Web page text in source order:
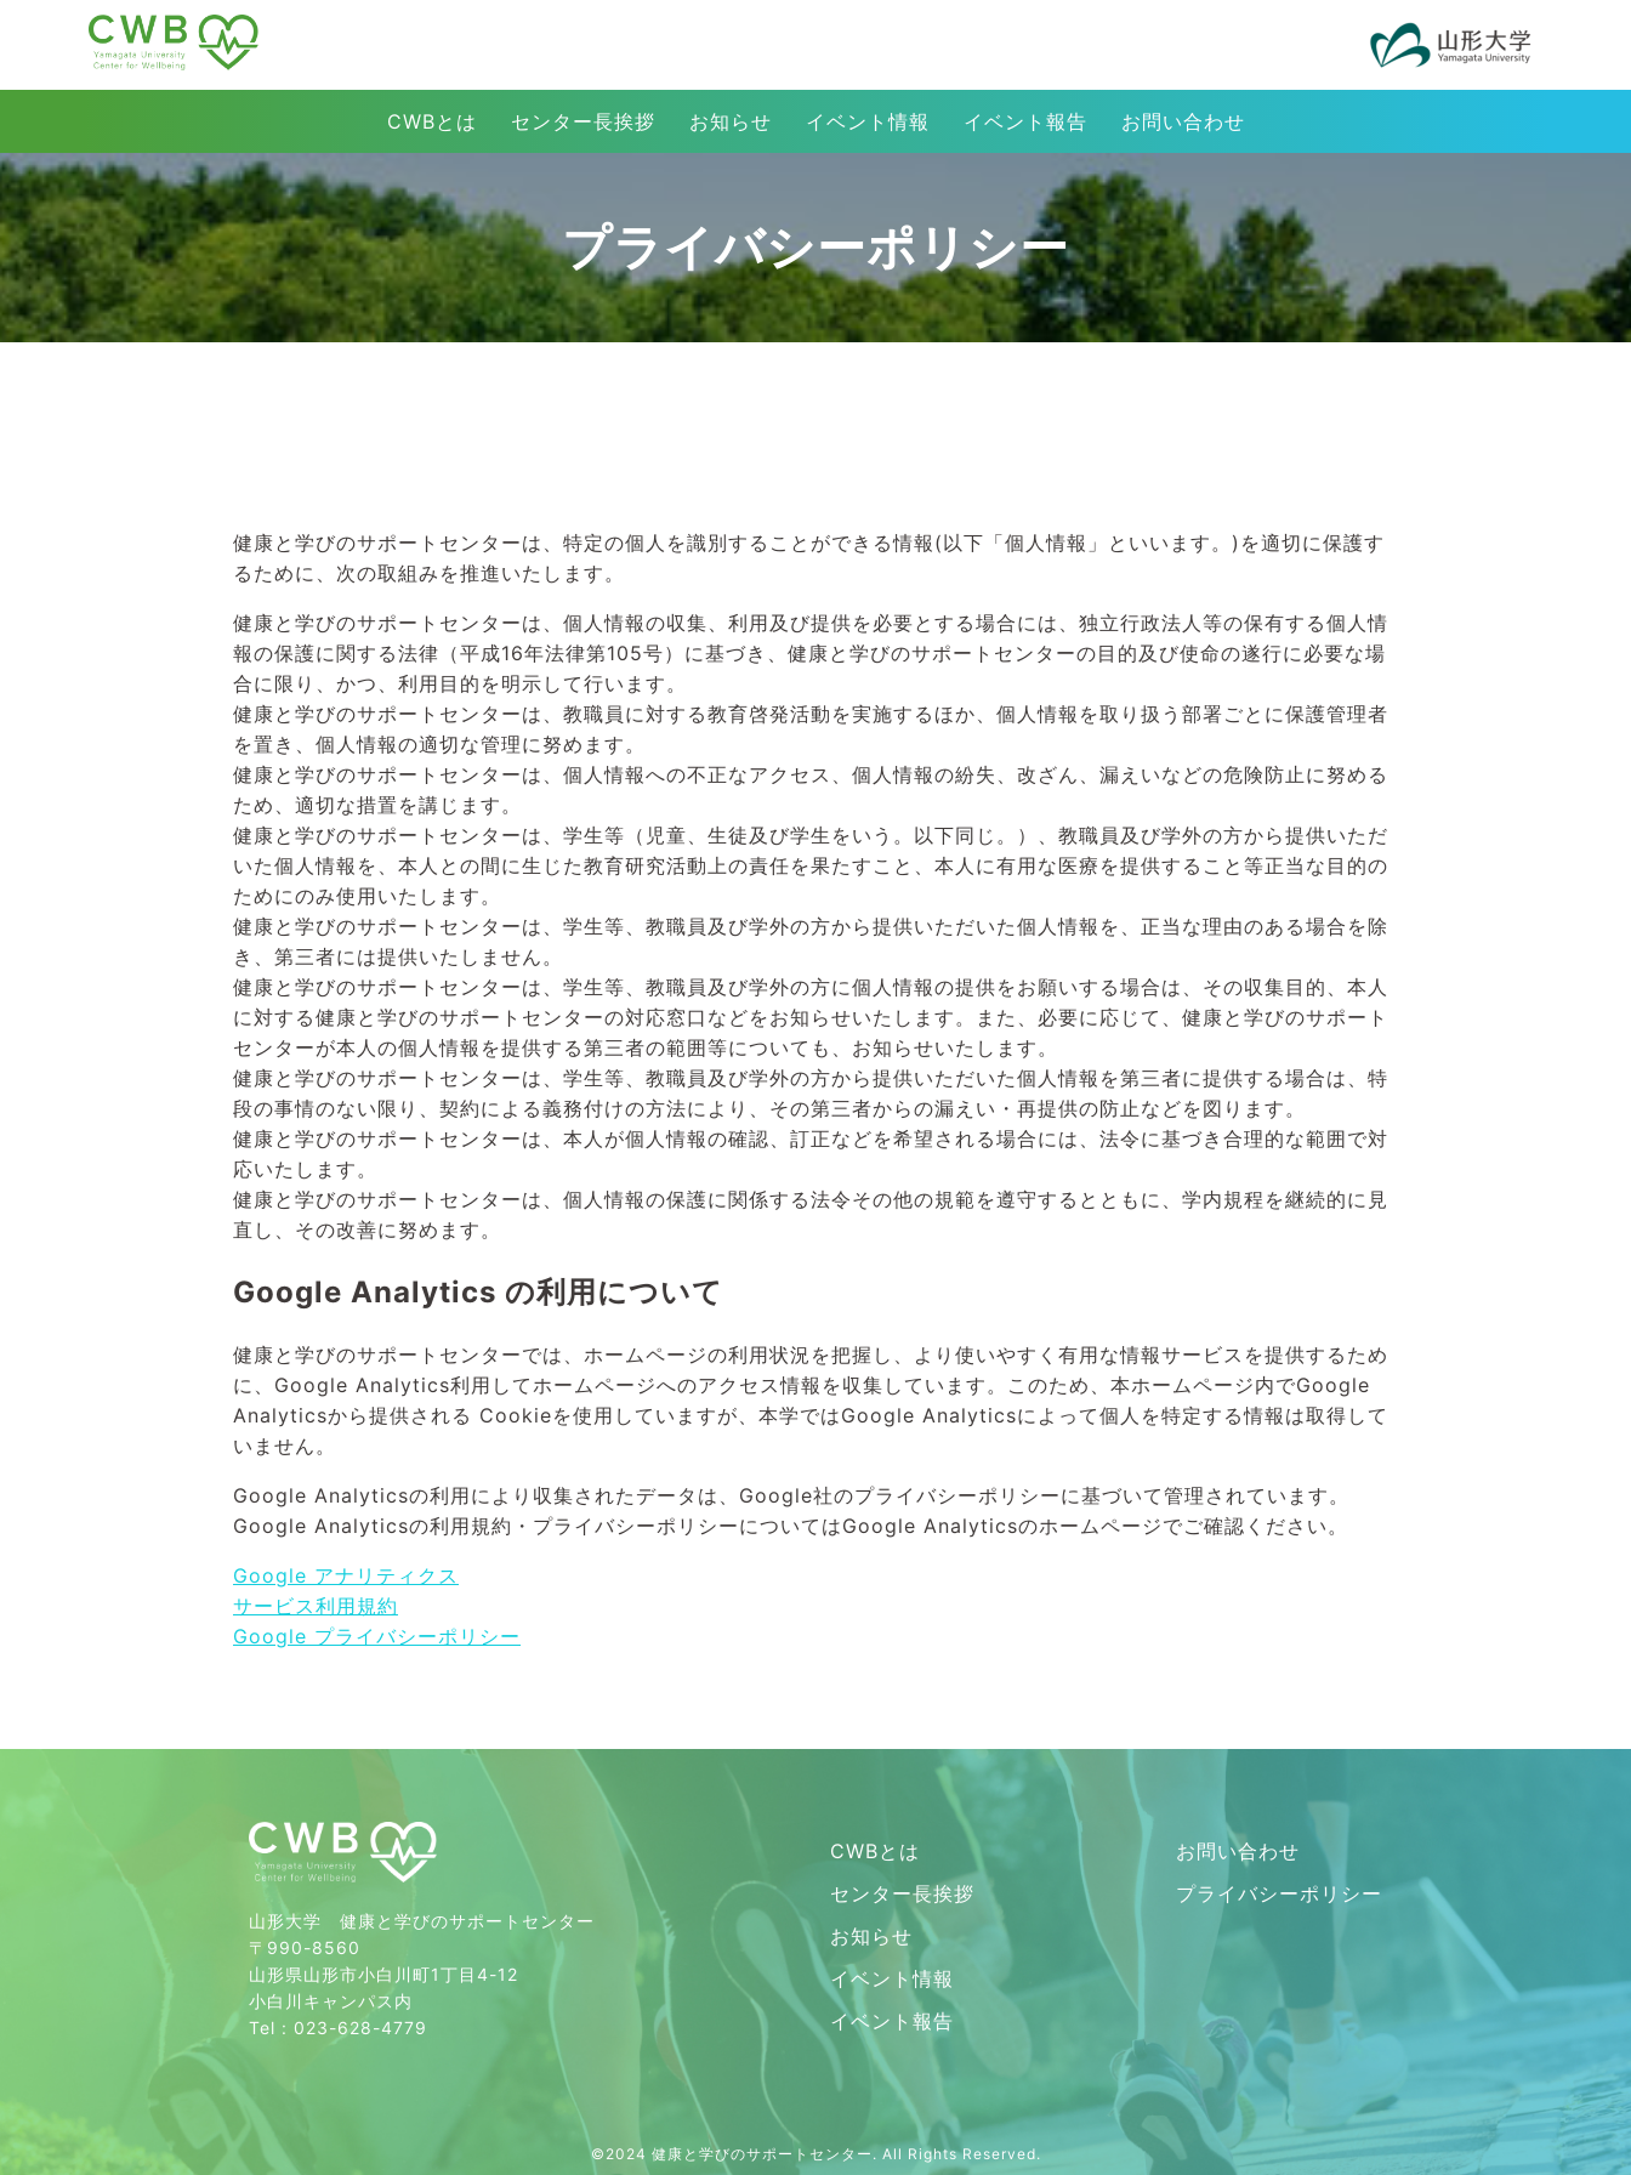
CWBとは センター長挨拶 お知らせ イベント情報 イベント報告 お問い合わせ
プライバシーポリシー
健康と学びのサポートセンターは、特定の個人を識別することができる情報(以下「個人情報」といいます。)を適切に保護す
るために、次の取組みを推進いたします。
健康と学びのサポートセンターは、個人情報の収集、利用及び提供を必要とする場合には、独立行政法人等の保有する個人情
報の保護に関する法律（平成16年法律第105号）に基づき、健康と学びのサポートセンターの目的及び使命の遂行に必要な場
合に限り、かつ、利用目的を明示して行います。
健康と学びのサポートセンターは、教職員に対する教育啓発活動を実施するほか、個人情報を取り扱う部署ごとに保護管理者
を置き、個人情報の適切な管理に努めます。
健康と学びのサポートセンターは、個人情報への不正なアクセス、個人情報の紛失、改ざん、漏えいなどの危険防止に努める
ため、適切な措置を講じます。
健康と学びのサポートセンターは、学生等（児童、生徒及び学生をいう。以下同じ。）、教職員及び学外の方から提供いただ
いた個人情報を、本人との間に生じた教育研究活動上の責任を果たすこと、本人に有用な医療を提供すること等正当な目的の
ためにのみ使用いたします。
健康と学びのサポートセンターは、学生等、教職員及び学外の方から提供いただいた個人情報を、正当な理由のある場合を除
き、第三者には提供いたしません。
健康と学びのサポートセンターは、学生等、教職員及び学外の方に個人情報の提供をお願いする場合は、その収集目的、本人
に対する健康と学びのサポートセンターの対応窓口などをお知らせいたします。また、必要に応じて、健康と学びのサポート
センターが本人の個人情報を提供する第三者の範囲等についても、お知らせいたします。
健康と学びのサポートセンターは、学生等、教職員及び学外の方から提供いただいた個人情報を第三者に提供する場合は、特
段の事情のない限り、契約による義務付けの方法により、その第三者からの漏えい・再提供の防止などを図ります。
健康と学びのサポートセンターは、本人が個人情報の確認、訂正などを希望される場合には、法令に基づき合理的な範囲で対
応いたします。
健康と学びのサポートセンターは、個人情報の保護に関係する法令その他の規範を遵守するとともに、学内規程を継続的に見
直し、その改善に努めます。
Google Analytics の利用について
健康と学びのサポートセンターでは、ホームページの利用状況を把握し、より使いやすく有用な情報サービスを提供するため
に、Google Analytics利用してホームページへのアクセス情報を収集しています。このため、本ホームページ内でGoogle
Analyticsから提供される Cookieを使用していますが、本学ではGoogle Analyticsによって個人を特定する情報は取得して
いません。
Google Analyticsの利用により収集されたデータは、Google社のプライバシーポリシーに基づいて管理されています。
Google Analyticsの利用規約・プライバシーポリシーについてはGoogle Analyticsのホームページでご確認ください。
Google アナリティクス
サービス利用規約
Google プライバシーポリシー
山形大学 健康と学びのサポートセンター
〒990-8560
山形県山形市小白川町1丁目4-12
小白川キャンパス内
Tel : 023-628-4779
CWBとは
センター長挨拶
お知らせ
イベント情報
イベント報告
お問い合わせ
プライバシーポリシー
©2024 健康と学びのサポートセンター . All Rights Reserved.